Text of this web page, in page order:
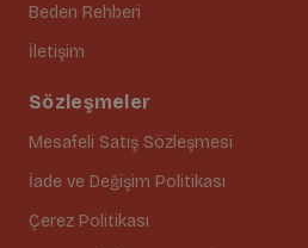
Beden Rehberi
İletişim
Sözleşmeler
Mesafeli Satış Sözleşmesi
İade ve Değişim Politikası
Çerez Politikası